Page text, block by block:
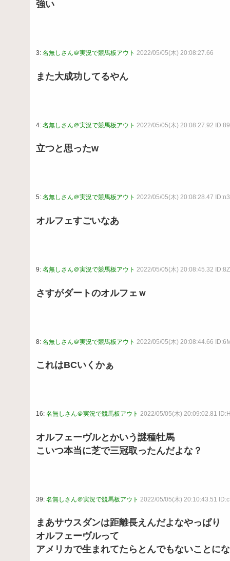
強い
3: 名無しさん＠実況で競馬板アウト 2022/05/05(木) 20:08:27.66
また大成功してるやん
4: 名無しさん＠実況で競馬板アウト 2022/05/05(木) 20:08:27.92
立つと思ったw
5: 名無しさん＠実況で競馬板アウト 2022/05/05(木) 20:08:28.47
オルフェすごいなあ
9: 名無しさん＠実況で競馬板アウト 2022/05/05(木) 20:08:45.32
さすがダートのオルフェｗ
8: 名無しさん＠実況で競馬板アウト 2022/05/05(木) 20:08:44.66
これはBCいくかぁ
16: 名無しさん＠実況で競馬板アウト 2022/05/05(木) 20:09:02.81
オルフェーヴルとかいう謎種牡馬
こいつ本当に芝で三冠取ったんだよな？
39: 名無しさん＠実況で競馬板アウト 2022/05/05(木) 20:10:43.51
まあサウスダンは距離長えんだよなやっぱり
オルフェーヴルって
アメリカで生まれてたらとんでもないことに